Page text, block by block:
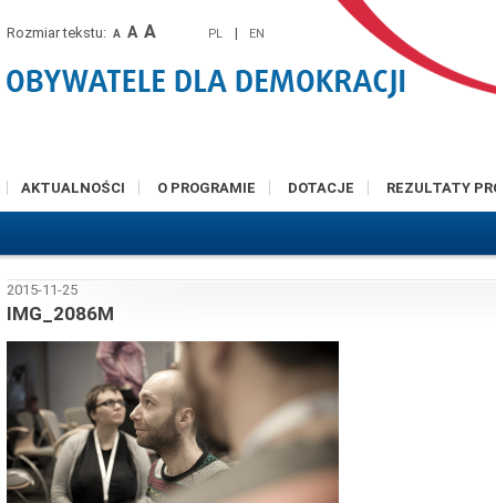
Rozmiar tekstu: A A A PL | EN
AKTUALNOŚCI O PROGRAMIE DOTACJE REZULTATY
2015-11-25
IMG_2086M